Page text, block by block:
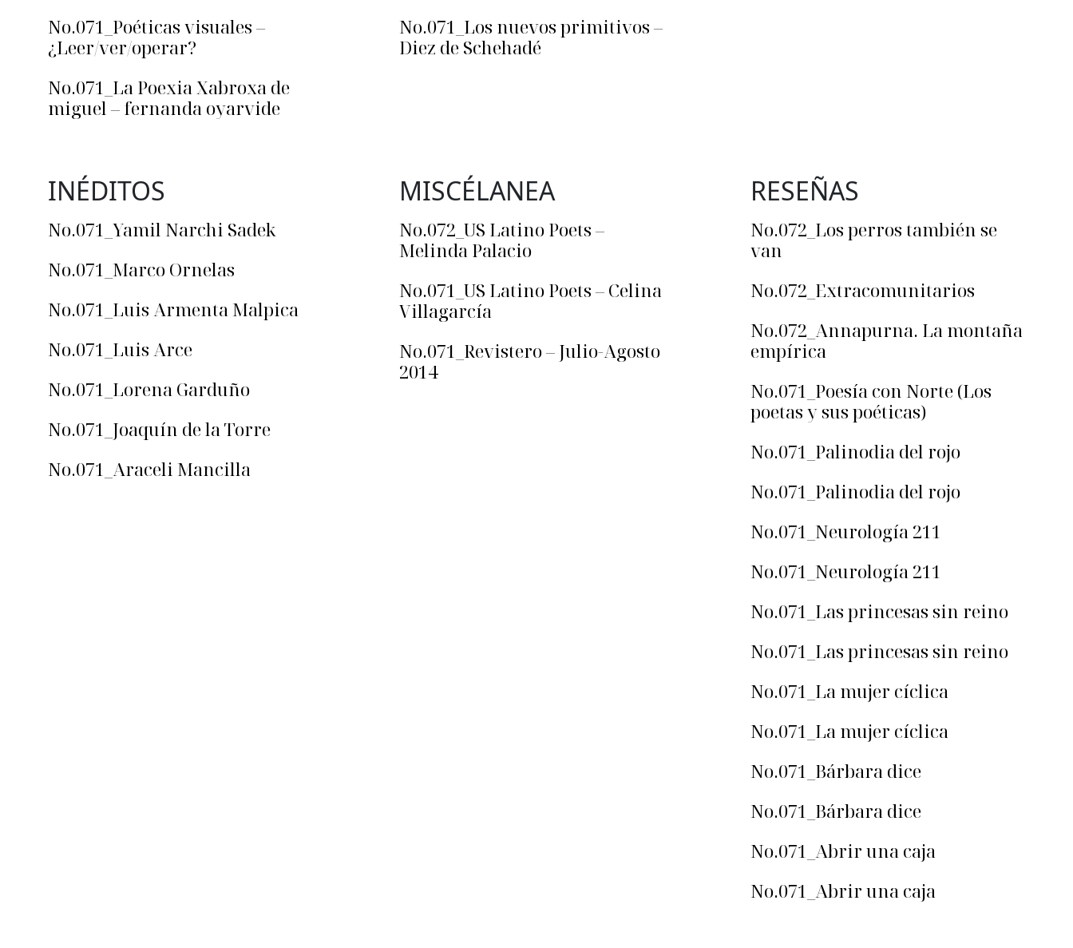
No.071_Poéticas visuales –
¿Leer/ver/operar?
No.071_La Poexia Xabroxa de
miguel – fernanda oyarvide
No.071_Los nuevos primitivos –
Diez de Schehadé
INÉDITOS
No.071_Yamil Narchi Sadek
No.071_Marco Ornelas
No.071_Luis Armenta Malpica
No.071_Luis Arce
No.071_Lorena Garduño
No.071_Joaquín de la Torre
No.071_Araceli Mancilla
MISCÉLANEA
No.072_US Latino Poets –
Melinda Palacio
No.071_US Latino Poets – Celina
Villagarcía
No.071_Revistero – Julio-Agosto
2014
RESEÑAS
No.072_Los perros también se
van
No.072_Extracomunitarios
No.072_Annapurna. La montaña
empírica
No.071_Poesía con Norte (Los
poetas y sus poéticas)
No.071_Palinodia del rojo
No.071_Palinodia del rojo
No.071_Neurología 211
No.071_Neurología 211
No.071_Las princesas sin reino
No.071_Las princesas sin reino
No.071_La mujer cíclica
No.071_La mujer cíclica
No.071_Bárbara dice
No.071_Bárbara dice
No.071_Abrir una caja
No.071_Abrir una caja